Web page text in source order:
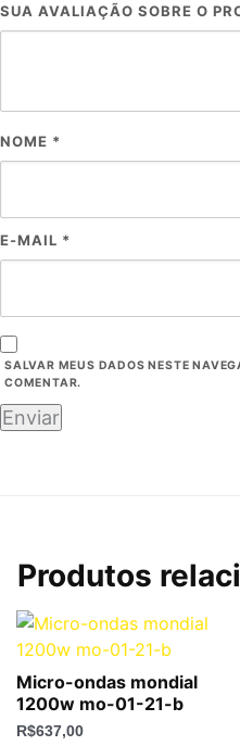
SUA AVALIAÇÃO SOBRE O
NOME *
E-MAIL *
SALVAR MEUS DADOS NESTE
COMENTAR.
Produtos
Micro-ondas mondial
1200w mo-01-21-b
R$637,00